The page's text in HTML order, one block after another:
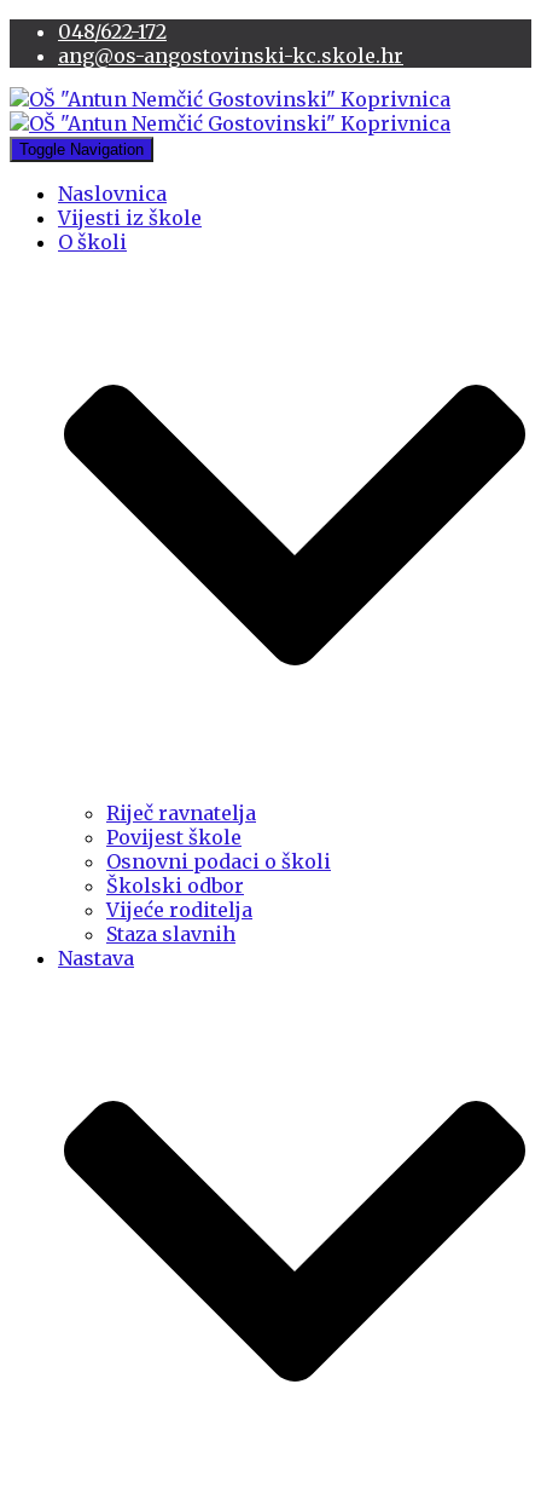
048/622-172
ang@os-angostovinski-kc.skole.hr
Toggle Navigation
Naslovnica
Vijesti iz škole
O školi
Riječ ravnatelja
Povijest škole
Osnovni podaci o školi
Školski odbor
Vijeće roditelja
Staza slavnih
Nastava